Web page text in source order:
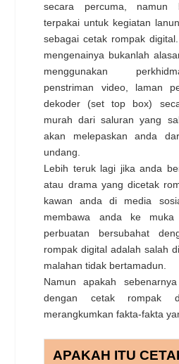
secara percuma, namun
terpakai untuk kegiatan
sebagai cetak rompak
mengenainya bukanlah
menggunakan
penstriman video, laman
dekoder (set top box)
murah dari saluran yang
akan melepaskan anda
undang.
Lebih teruk lagi jika anda
atau drama yang dicetak
kawan anda di media
membawa anda ke muka
perbuatan bersubahat
rompak digital adalah salah
malahan tidak bertamadun.
Namun apakah
dengan cetak rompak
merangkumkan fakta-fakta
APAKAH ITU